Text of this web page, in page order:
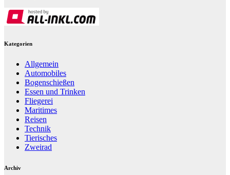
Kategorien
Allgemein
Automobiles
Bogenschießen
Essen und Trinken
Fliegerei
Maritimes
Reisen
Technik
Tierisches
Zweirad
Archiv